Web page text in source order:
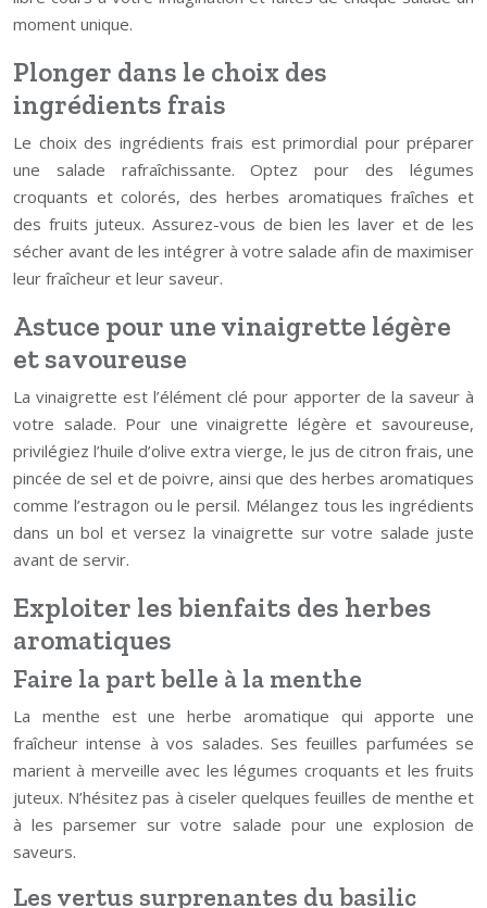
moment unique.
Plonger dans le choix des
ingrédients frais
Le choix des ingrédients frais est primordial pour préparer
une salade rafraîchissante. Optez pour des légumes
croquants et colorés, des herbes aromatiques fraîches et
des fruits juteux. Assurez-vous de bien les laver et de les
sécher avant de les intégrer à votre salade afin de maximiser
leur fraîcheur et leur saveur.
Astuce pour une vinaigrette légère
et savoureuse
La vinaigrette est l’élément clé pour apporter de la saveur à
votre salade. Pour une vinaigrette légère et savoureuse,
privilégiez l’huile d’olive extra vierge, le jus de citron frais, une
pincée de sel et de poivre, ainsi que des herbes aromatiques
comme l’estragon ou le persil. Mélangez tous les ingrédients
dans un bol et versez la vinaigrette sur votre salade juste
avant de servir.
Exploiter les bienfaits des herbes
aromatiques
Faire la part belle à la menthe
La menthe est une herbe aromatique qui apporte une
fraîcheur intense à vos salades. Ses feuilles parfumées se
marient à merveille avec les légumes croquants et les fruits
juteux. N’hésitez pas à ciseler quelques feuilles de menthe et
à les parsemer sur votre salade pour une explosion de
saveurs.
Les vertus surprenantes du basilic